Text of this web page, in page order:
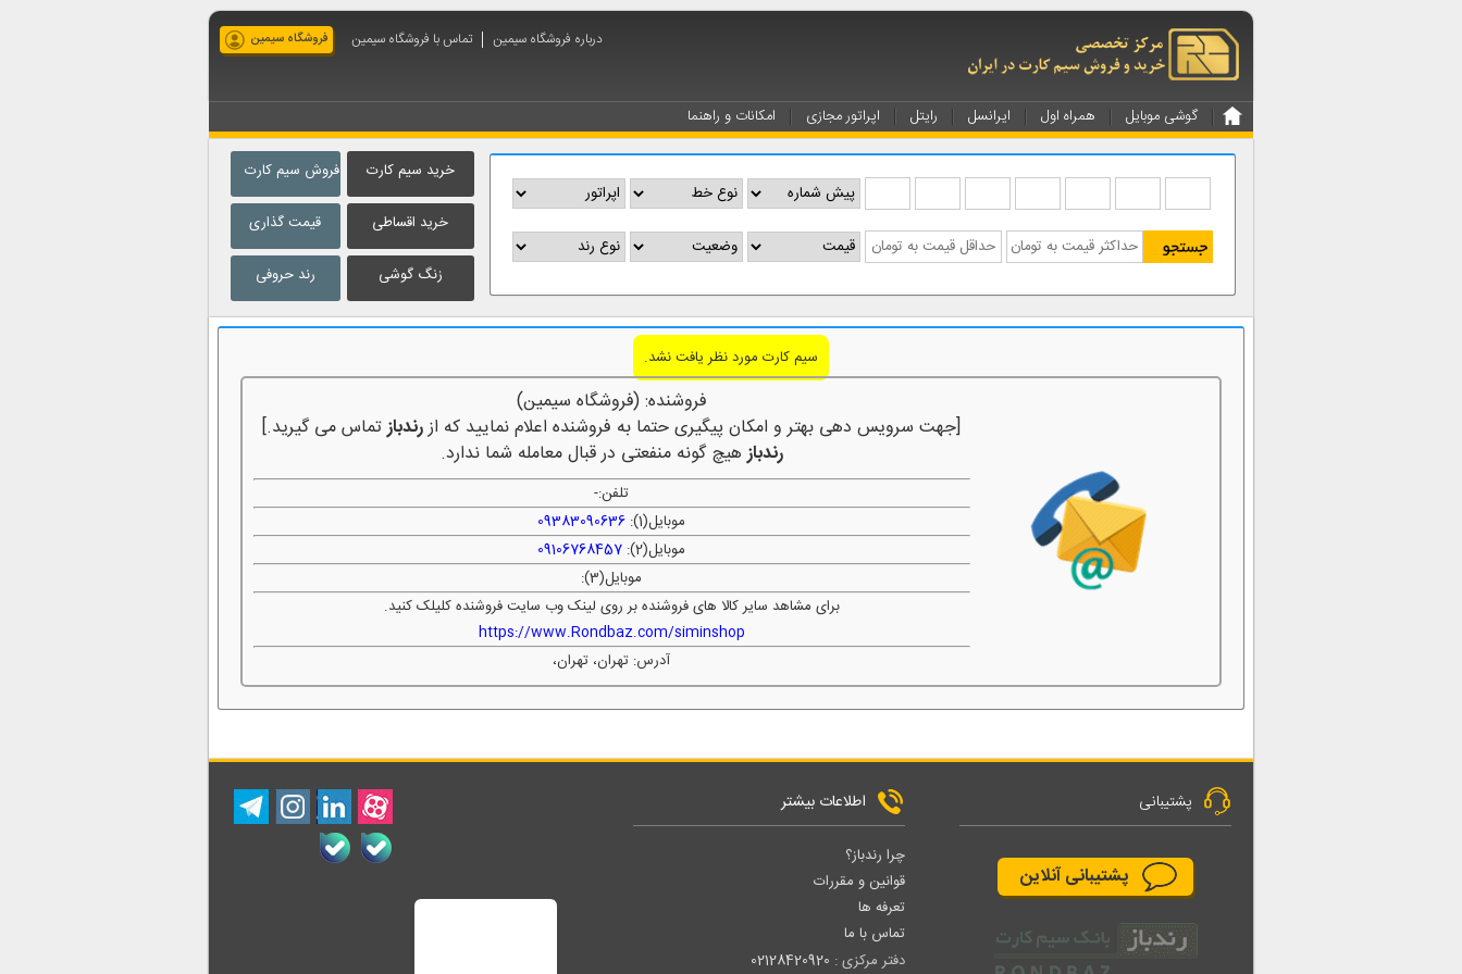
فروشگاه سیمین درباره فروشگاه سیمین تماس با فروشگاه سیمین
گوشی موبایل همراه اول ایرانسل رایتل اپراتور مجازی امکانات و راهنما
فروش سیم کارت
قیمت گذاری
رند حروفی
خرید سیم کارت
خرید اقساطی
زنگ گوشی
سیم کارت مورد نظر یافت نشد.
فروشنده: (فروشگاه سیمین)
[جهت سرویس دهی بهتر و امکان پیگیری حتما به فروشنده اعلام نمایید که ازرندبازتماس می گیرید.]
رندبازهیچ گونه منفعتی در قبال معامله شما ندارد.
تلفن:-
موبایل(1):
09383090636
موبایل(2):
09106768457
موبایل(3):
برای مشاهد سایر کالا های فروشنده بر روی لینک وب سایت فروشنده کلیلک کنید.
https://www.Rondbaz.com/siminshop
آدرس: تهران، تهران،
پشتیبانی
پشتیبانی آنلاین
اطلاعات بیشتر
چرا رندباز؟
قوانین و مقررات
تعرفه ها
تماس با ما
دفتر مرکزی : 02128420920